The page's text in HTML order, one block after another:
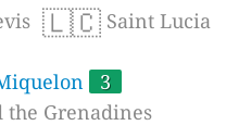
🇱🇨 Saint Lucia
3
the Grenadines